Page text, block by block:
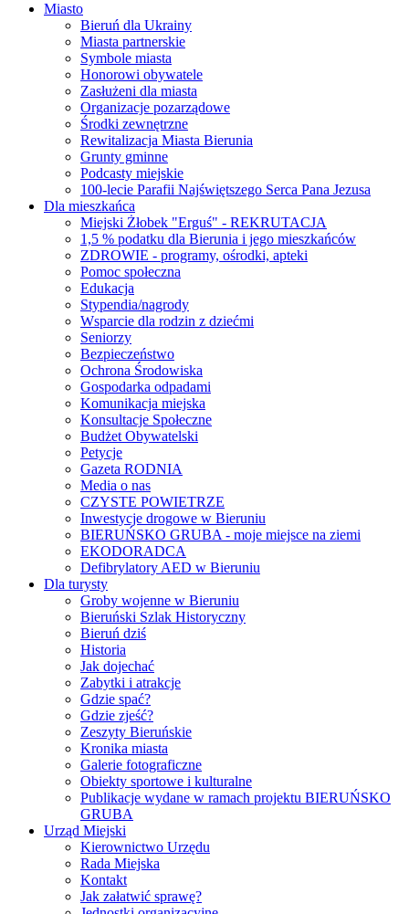
Miasto
Bieruń dla Ukrainy
Miasta partnerskie
Symbole miasta
Honorowi obywatele
Zasłużeni dla miasta
Organizacje pozarządowe
Środki zewnętrzne
Rewitalizacja Miasta Bierunia
Grunty gminne
Podcasty miejskie
100-lecie Parafii Najświętszego Serca Pana Jezusa
Dla mieszkańca
Miejski Żłobek "Erguś" - REKRUTACJA
1,5 % podatku dla Bierunia i jego mieszkańców
ZDROWIE - programy, ośrodki, apteki
Pomoc społeczna
Edukacja
Stypendia/nagrody
Wsparcie dla rodzin z dziećmi
Seniorzy
Bezpieczeństwo
Ochrona Środowiska
Gospodarka odpadami
Komunikacja miejska
Konsultacje Społeczne
Budżet Obywatelski
Petycje
Gazeta RODNIA
Media o nas
CZYSTE POWIETRZE
Inwestycje drogowe w Bieruniu
BIERUŃSKO GRUBA - moje miejsce na ziemi
EKODORADCA
Defibrylatory AED w Bieruniu
Dla turysty
Groby wojenne w Bieruniu
Bieruński Szlak Historyczny
Bieruń dziś
Historia
Jak dojechać
Zabytki i atrakcje
Gdzie spać?
Gdzie zjeść?
Zeszyty Bieruńskie
Kronika miasta
Galerie fotograficzne
Obiekty sportowe i kulturalne
Publikacje wydane w ramach projektu BIERUŃSKO
GRUBA
Urząd Miejski
Kierownictwo Urzędu
Rada Miejska
Kontakt
Jak załatwić sprawę?